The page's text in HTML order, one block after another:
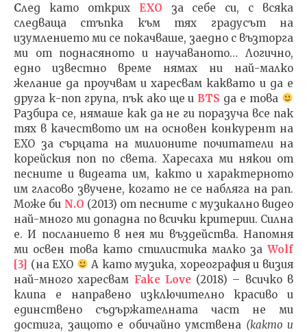
След като открих EXO за себе си, с всяка
следваща стъпка към тях градусът на
изумлението ми се покачваше, заедно с възторга
ми от поднасяното и научаваното… Логично,
едно известно време нямах ни най-малко
желание да проучвам и харесвам каквато и да е
друга к-поп група, пък ако ще и BTS да е това
Разбира се, нямаше как да не ги поразуча все пак
тях в качеството им на основен конкурент на
EXO за сърцата на милионите почитатели на
корейския поп по света. Харесаха ми някои от
песните и видеата им, както и характерното
им гласово звучене, когато не се набляга на рап.
Може би N.O (2013) от песните с музикално видео
най-много ми допадна по всички критерии. Силна
е. И посланието в нея ми въздейства. Напомня
ми освен това като стилистика малко за Wolf
[3] (на EXO
А като музика, хореография и визия
най-много харесвам Fake Love(2018) – всичко в
клипа е направено изключително красиво и
единствено съдържателната част не ми
достига, защото е обичайно умствена (както и